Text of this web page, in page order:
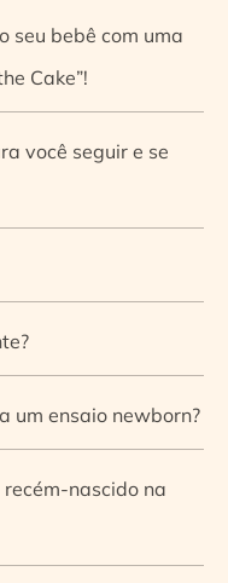
seu bebê com uma
Cake”!
você seguir e se
um ensaio newborn?
nascido na